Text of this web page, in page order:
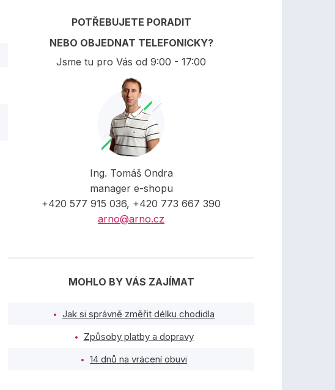
POTŘEBUJETE PORADIT
NEBO OBJEDNAT TELEFONICKY?
Jsme tu pro Vás od 9:00 - 17:00
Ing. Tomáš Ondra
manager e-shopu
+420 577 915 036, +420 773 667 390
arno@arno.cz
MOHLO BY VÁS ZAJÍMAT
Jak si správně změřit délku chodidla
Způsoby platby a dopravy
14 dnů na vrácení obuvi